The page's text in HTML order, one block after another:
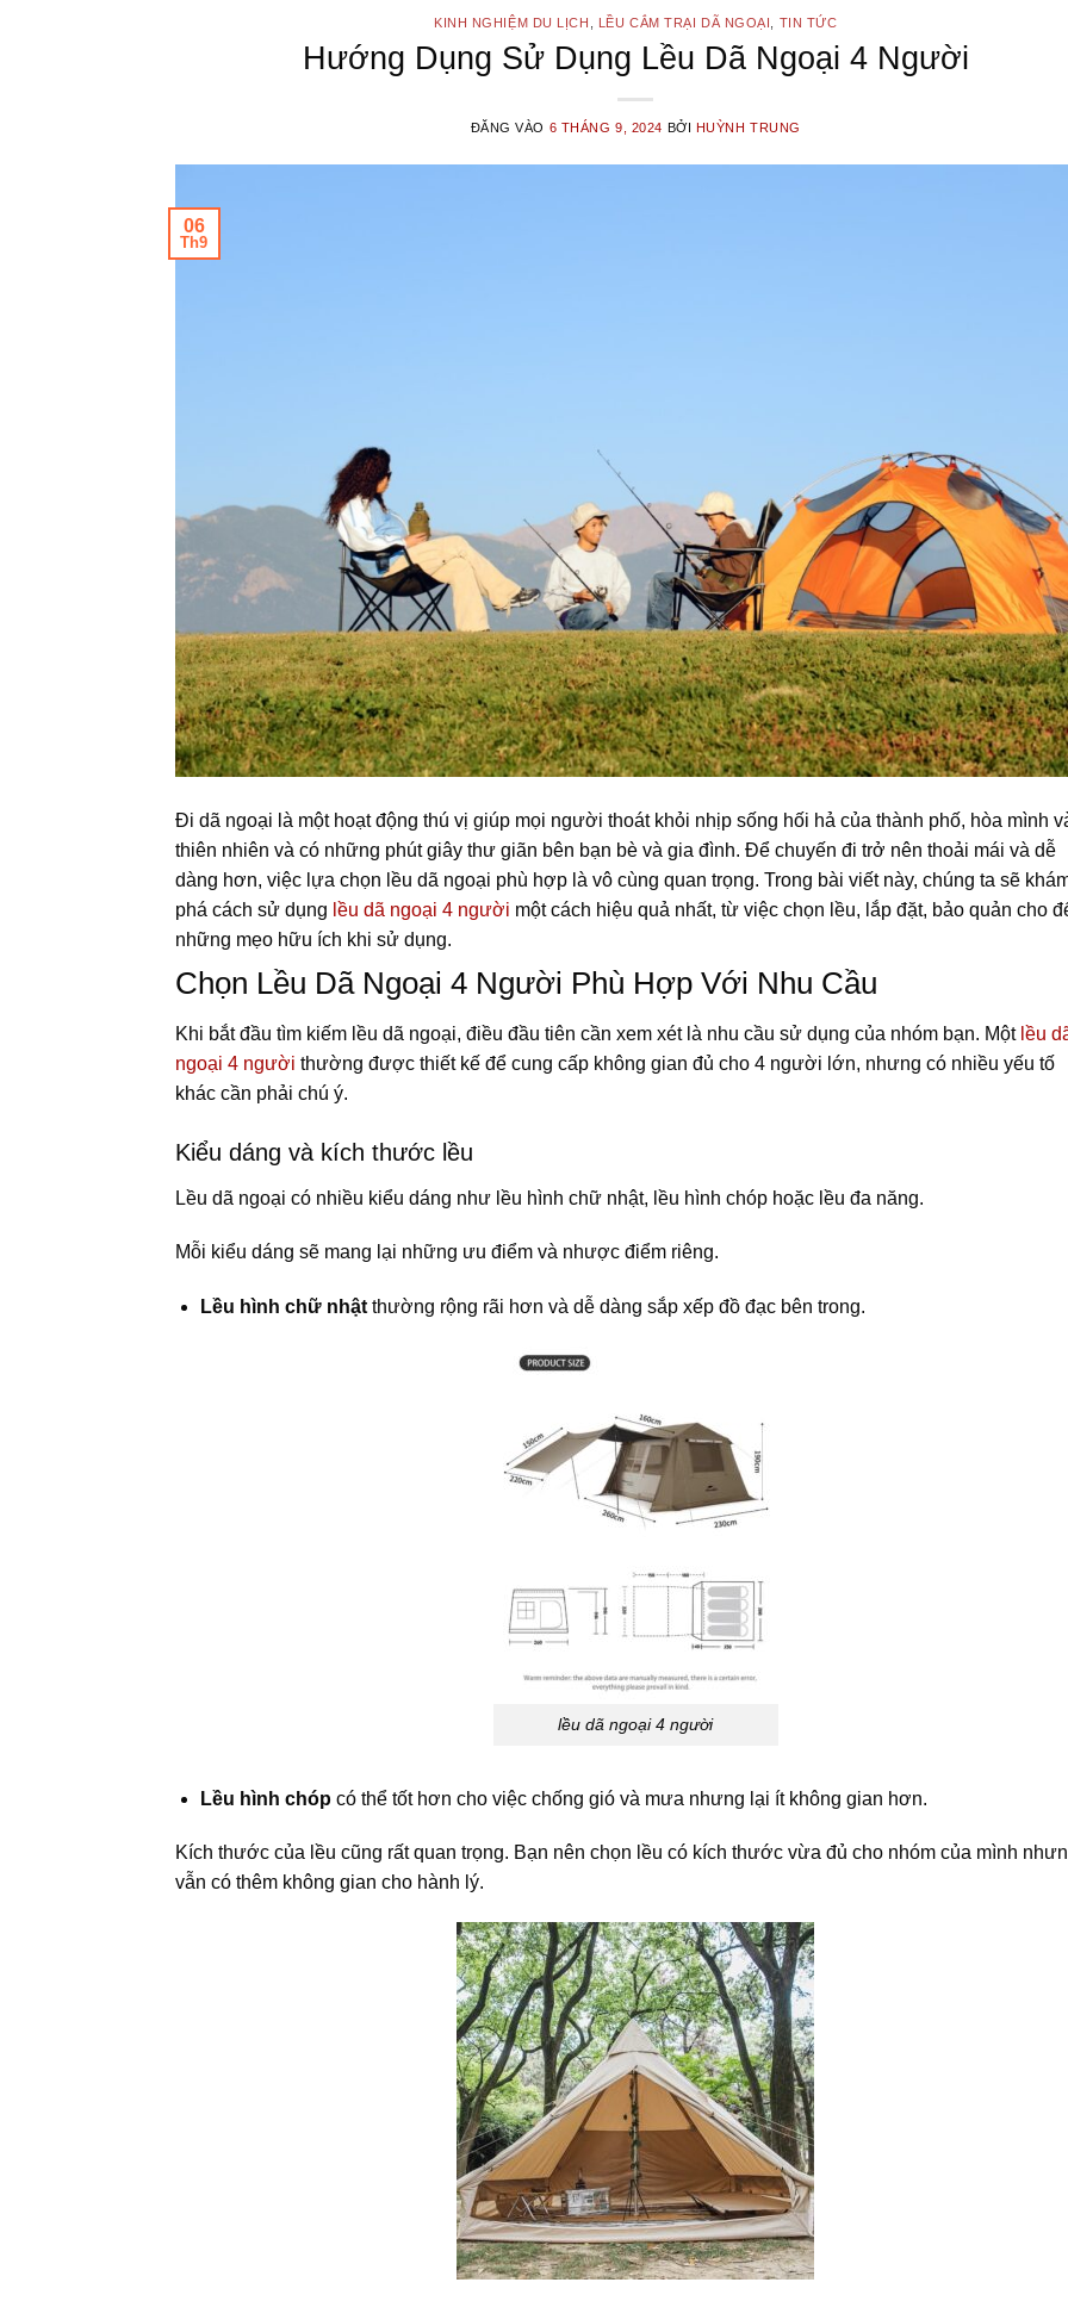
KINH NGHIỆM DU LỊCH LỀU CẮM TRẠI DÃ NGOẠI TIN TỨC
Hướng Dụng Sử Dụng Lều Dã Ngoại 4 Người
ĐĂNG VÀO 6 THÁNG 9, 2024 BỞI HUỲNH TRUNG
06
Th9
Đi dã ngoại là một hoạt động thú vị giúp mọi người thoát khỏi nhịp sống hối hả của thành phố, hòa mình
thiên nhiên và có những phút giây thư giãn bên bạn bè và gia đình. Để chuyến đi trở nên thoải mái và dễ
dàng hơn, việc lựa chọn lều dã ngoại phù hợp là vô cùng quan trọng. Trong bài viết này, chúng ta sẽ
phá cách sử dụng lều dã ngoại 4 người một cách hiệu quả nhất, từ việc chọn lều, lắp đặt, bảo quản cho
những mẹo hữu ích khi sử dụng.
Chọn Lều Dã Ngoại 4 Người Phù Hợp Với Nhu Cầu
Khi bắt đầu tìm kiếm lều dã ngoại, điều đầu tiên cần xem xét là nhu cầu sử dụng của nhóm bạn. Mộtlều
ngoại 4 người thường được thiết kế để cung cấp không gian đủ cho 4 người lớn, nhưng có nhiều yếu tố
khác cần phải chú ý.
Kiểu dáng và kích thước lều
Lều dã ngoại có nhiều kiểu dáng như lều hình chữ nhật, lều hình chóp hoặc lều đa năng.
Mỗi kiểu dáng sẽ mang lại những ưu điểm và nhược điểm riêng.
Lều hình chữ nhậtthường rộng rãi hơn và dễ dàng sắp xếp đồ đạc bên trong.
lều dã ngoại 4 người
Lều hình chópcó thể tốt hơn cho việc chống gió và mưa nhưng lại ít không gian hơn.
Kích thước của lều cũng rất quan trọng. Bạn nên chọn lều có kích thước vừa đủ cho nhóm của mình
vẫn có thêm không gian cho hành lý.